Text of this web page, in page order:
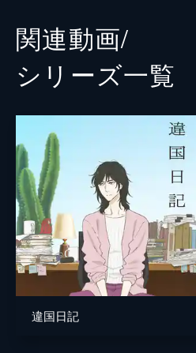
関連動画/
シリーズ⼀覧
違国日記